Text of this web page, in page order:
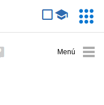
avanzada